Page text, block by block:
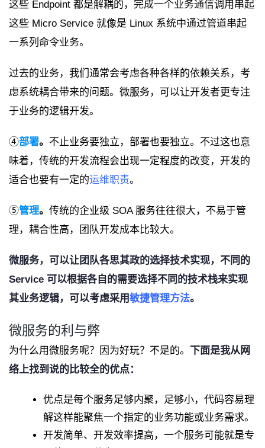
这些 Endpoint 都是解耦的，完成一个业务通信调用串起
这些 Micro Service 就像是 Linux 系统中通过管道串起
一系列命令业务。
过去的业务，我们通常会考虑各种各样的依赖关系，考
虑系统耦合带来的问题。微服务，可以让开发者更专注
于业务的逻辑开发。
④部署。 不止业务要独立，部署也要独立。不过这也意
味着，传统的开发流程会出现一定程度的改变，开发的
适合也要有一定的运维职责。
⑤管理。 传统的企业级 SOA 服务往往很大，不易于管
理，耦合性高，团队开发成本比较大。
微服务，可以让团队各思其政的选择技术实现，不同的
Service 可以根据各自的需要选择不同的技术栈来实现
其业务逻辑，可以考虑采用敏捷管理方法。
微服务的利与弊
为什么用微服务呢？因为好玩？不是的。 下面是我从网
络上找到说的比较全的优点：
优点是每个服务足够内聚，足够小，代码容易理
解这样能聚焦一个指定的业务功能或业务需求。
开发简单、开发效率提高，一个服务可能就是专